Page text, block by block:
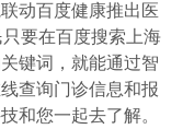
动百度健康推出医
要在百度搜索上海
键词，就能通过智
查询门诊信息和报
和您一起去了解。